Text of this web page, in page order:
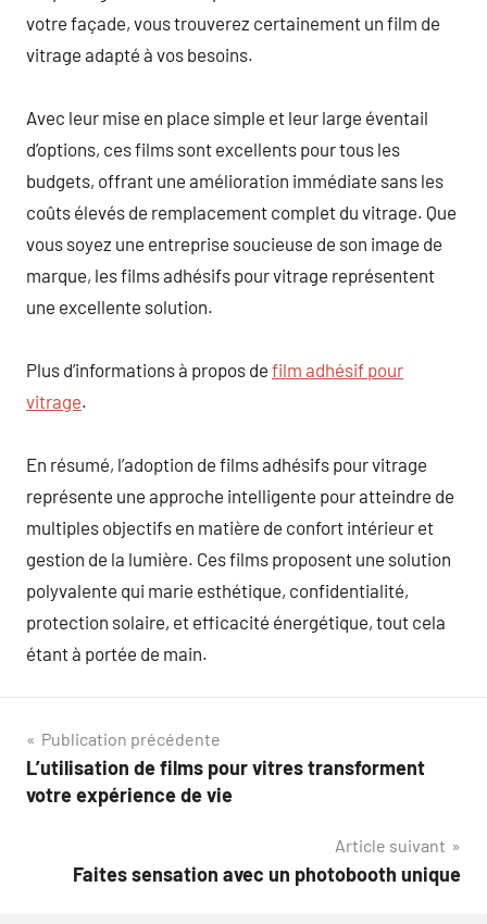
votre façade, vous trouverez certainement un film de
vitrage adapté à vos besoins.
Avec leur mise en place simple et leur large éventail
d’options, ces films sont excellents pour tous les
budgets, offrant une amélioration immédiate sans les
coûts élevés de remplacement complet du vitrage. Que
vous soyez une entreprise soucieuse de son image de
marque, les films adhésifs pour vitrage représentent
une excellente solution.
Plus d’informations à propos de film adhésif pour
vitrage.
En résumé, l’adoption de films adhésifs pour vitrage
représente une approche intelligente pour atteindre de
multiples objectifs en matière de confort intérieur et
gestion de la lumière. Ces films proposent une solution
polyvalente qui marie esthétique, confidentialité,
protection solaire, et efficacité énergétique, tout cela
étant à portée de main.
Navigation
de
Publication précédente
L’utilisation de films pour vitres transforment
votre expérience de vie
Article suivant
Faites sensation avec un photobooth unique